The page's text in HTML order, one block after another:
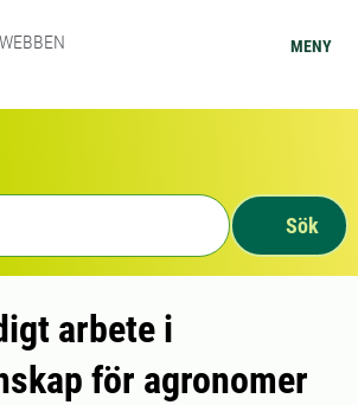
MENY
Sök
arbete i
för agronomer